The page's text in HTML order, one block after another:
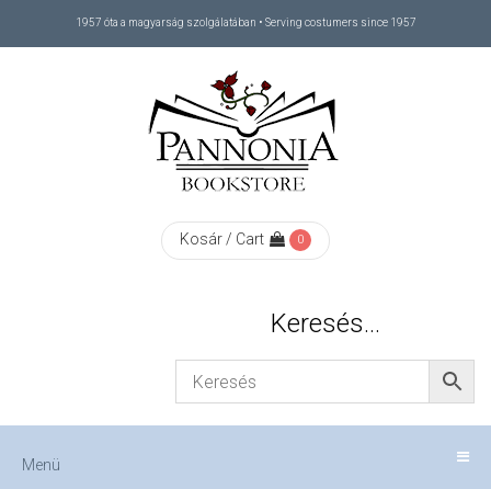
1957 óta a magyarság szolgálatában • Serving costumers since 1957
Kosár / Cart 0
Keresés…
Menü